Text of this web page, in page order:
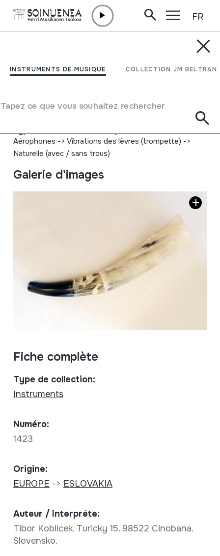
INSTRUMENTS DE MUSIQUE COLLECTION JM BELTRAN
Tapez ce que vous souhaitez rechercher
FR
ROH; Adarra; Cuerno;
Auteur
Tibor Koblicek. Turicky 15. 98522 Cinobana. Slovensko.
Type d'instrument de musique
Aérophones -> Vibrations des lèvres (trompette) ->
Naturelle (avec / sans trous)
Galerie d'images
Fiche complète
Type de collection:
Instruments
Numéro:
1423
Origine:
EUROPE -> ESLOVAKIA
Auteur / Interpréte:
Tibor Koblicek. Turicky 15. 98522 Cinobana.
Slovensko.